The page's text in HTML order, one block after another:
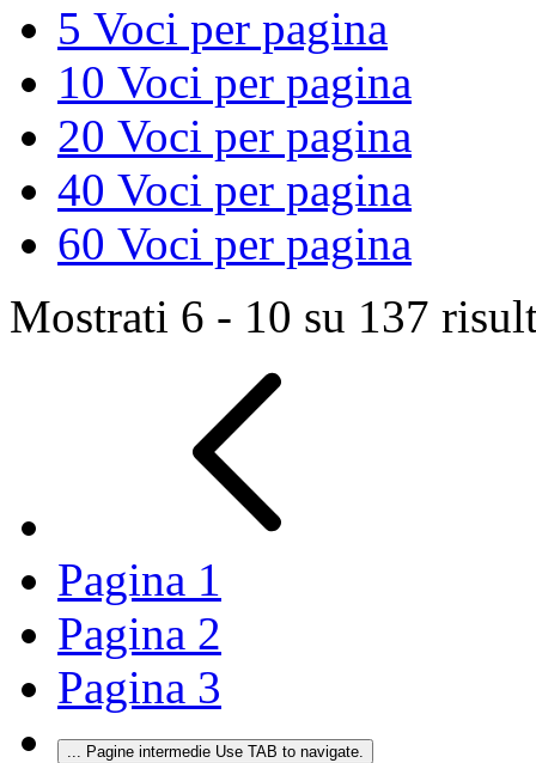
5 Voci per pagina
10 Voci per pagina
20 Voci per pagina
40 Voci per pagina
60 Voci per pagina
Mostrati 6 - 10 su 137
Pagina 1
Pagina 2
Pagina 3
Pagine intermedie Use TAB to navigate.